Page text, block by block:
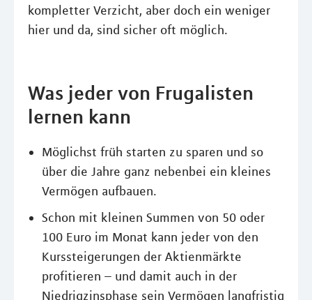
kompletter Verzicht, aber doch ein weniger
hier und da, sind sicher oft möglich.
Was jeder von Frugalisten
lernen kann
Möglichst früh starten zu sparen und so
über die Jahre ganz nebenbei ein kleines
Vermögen aufbauen.
Schon mit kleinen Summen von 50 oder
100 Euro im Monat kann jeder von den
Kurssteigerungen der Aktienmärkte
profitieren – und damit auch in der
Niedrigzinsphase sein Vermögen langfristig